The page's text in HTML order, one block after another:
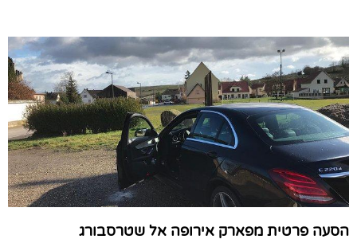
הסעה פרטית מפארק אירופה אל שטרסבורג